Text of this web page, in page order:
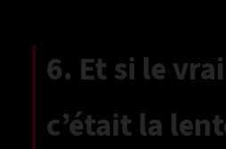
6. Et si le
c’était la